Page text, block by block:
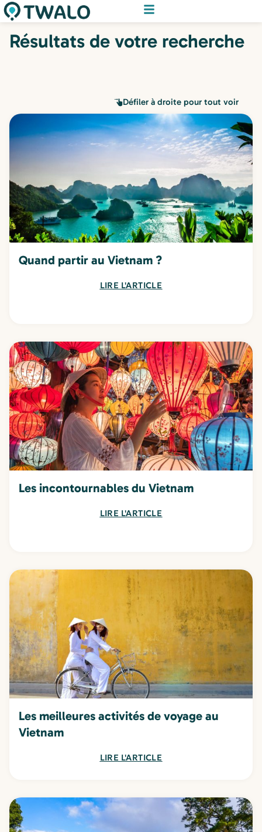
Résultats de votre recherche
Défiler à droite pour tout voir
Quand partir au Vietnam ?
LIRE L'ARTICLE
Les incontournables du Vietnam
LIRE L'ARTICLE
Les meilleures activités de voyage au
Vietnam
LIRE L'ARTICLE